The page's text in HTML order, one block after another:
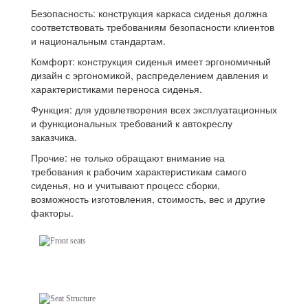
Безопасность: конструкция каркаса сиденья должна
соответствовать требованиям безопасности клиентов
и национальным стандартам.
Комфорт: конструкция сиденья имеет эргономичный
дизайн с эргономикой, распределением давления и
характеристиками переноса сиденья.
Функция: для удовлетворения всех эксплуатационных
и функциональных требований к автокреслу
заказчика.
Прочие: не только обращают внимание на
требования к рабочим характеристикам самого
сиденья, но и учитывают процесс сборки,
возможность изготовления, стоимость, вес и другие
факторы.